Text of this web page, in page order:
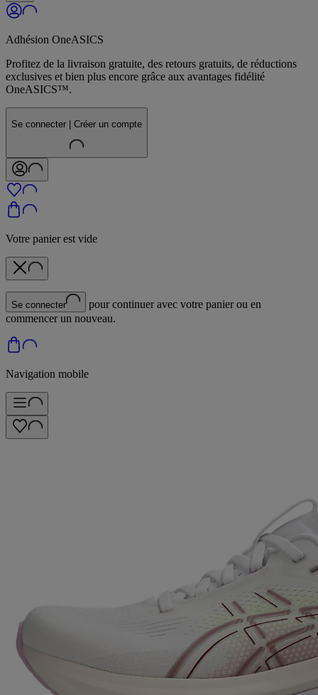
Adhésion OneASICS
Profitez de la livraison gratuite, des retours gratuits, de réductions
exclusives et bien plus encore grâce aux avantages fidélité
OneASICS™.
Se connecter | Créer un compte
Votre panier est vide
Se connecter
pour continuer avec votre panier ou en
commencer un nouveau.
Navigation mobile